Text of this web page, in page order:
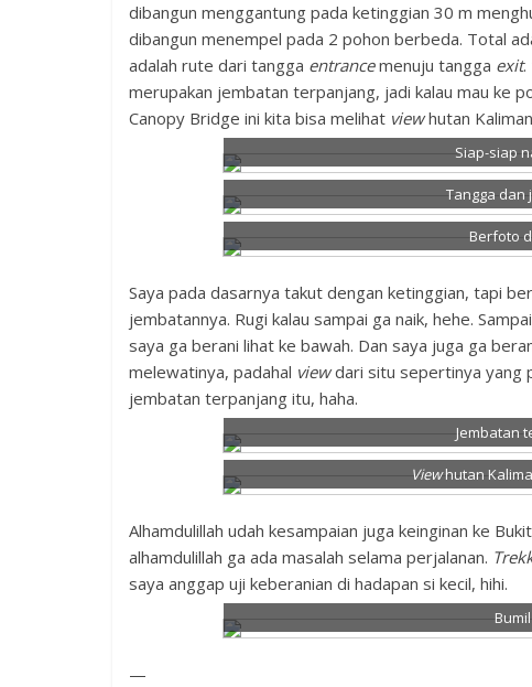
dibangun menggantung pada ketinggian 30 m
dibangun menempel pada 2 pohon berbeda. Total
adalah rute dari tangga entrancemenuju tangga exit.
merupakan jembatan terpanjang, jadi kalau mau ke
Canopy Bridge ini kita bisa melihat viewhutan
Siap-siap
Tangga dan
Berfoto
Saya pada dasarnya takut dengan ketinggian, tapi
jembatannya. Rugi kalau sampai ga naik, hehe.
saya ga berani lihat ke bawah. Dan saya juga ga
melewatinya, padahal viewdari situ sepertinya yang
jembatan terpanjang itu, haha.
Jembatan
Viewhutan
Alhamdulillah udah kesampaian juga keinginan ke
alhamdulillah ga ada masalah selama perjalanan.
saya anggap uji keberanian di hadapan si kecil, hihi.
—